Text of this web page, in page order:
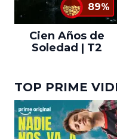
89%
Cien Años de
Soledad | T2
TOP PRIME